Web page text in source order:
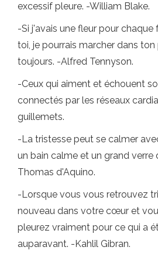
excessif pleure. -William Blake.
-Si j'avais une fleur pour chaque
toi, je pourrais marcher dans
toujours. -Alfred Tennyson.
-Ceux qui aiment et échouent
connectés par les réseaux
guillemets.
-La tristesse peut se calmer
un bain calme et un grand verre
Thomas d'Aquino.
-Lorsque vous vous retrouvez
nouveau dans votre cœur et
pleurez vraiment pour ce qui a
auparavant. -Kahlil Gibran.